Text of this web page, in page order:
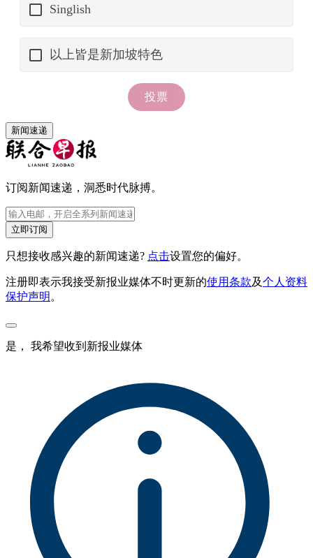
新闻速递
订阅新闻速递，洞悉时代脉搏。
立即订阅
只想接收感兴趣的新闻速递? 点击设置您的偏好。
注册即表示我接受新报业媒体不时更新的使用条款及个人资料
保护声明。
是， 我希望收到新报业媒体